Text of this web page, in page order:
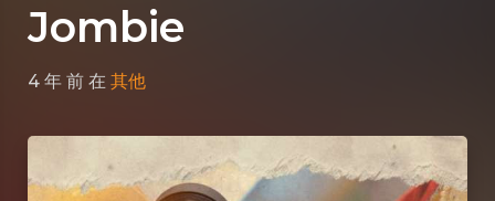
Jombie
4 年 前 在 其他